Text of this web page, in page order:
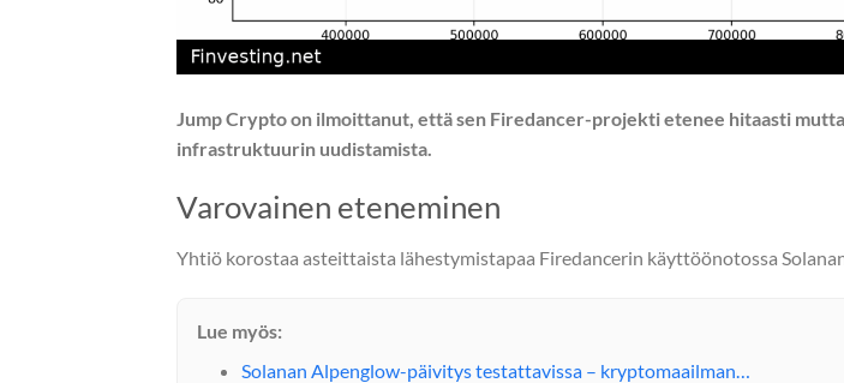
Jump Crypto on ilmoittanut, että sen Firedancer-projekti etenee hitaasti
infrastruktuurin uudistamista.
Varovainen eteneminen
Yhtiö korostaa asteittaista lähestymistapaa Firedancerin käyttöönotossa
Lue myös:
Solanan Alpenglow-päivitys testattavissa – kryptomaailman…